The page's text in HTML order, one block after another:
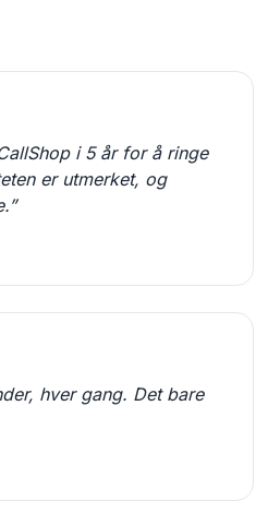
i 5 år for å ringe
er utmerket, og
hver gang. Det bare